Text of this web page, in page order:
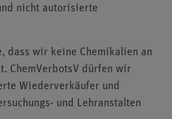
nicht autorisierte
dass wir keine Chemikalien an
ChemVerbotsV dürfen wir
Wiederverkäufer und
und Lehranstalten